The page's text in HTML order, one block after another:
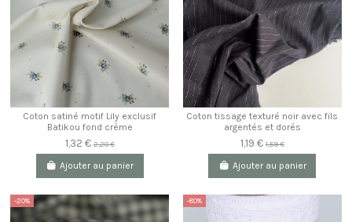
Coton satiné motif Lily exclusif
Batikou fond crème
1,32 € 2,20 €
Ajouter au panier
Coton tissage texturé noir avec fils
argentés et dorés
1,19 €1,59 €
Ajouter au panier
-20% -80%